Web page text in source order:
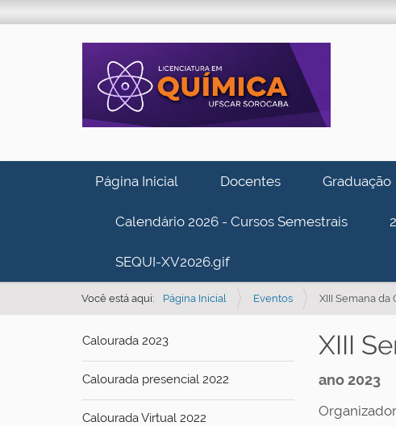
a
Página Inicial Docentes Graduação
Calendário 2026 - Cursos Semestrais
SEQUI-XV2026.gif
Você está aqui: Página Inicial Eventos XIII Semana da
Calourada 2023
Calourada presencial 2022
Calourada Virtual 2022
XIII
ano 2023